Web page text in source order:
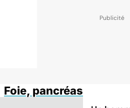
Foie, pancréas